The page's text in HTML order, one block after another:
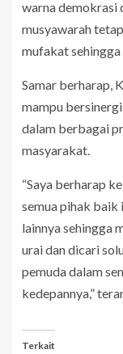
warna demokrasi
musyawarah
mufakat
Samar berharap,
mampu
dalam berbagai
masyarakat.
“Saya berharap
semua pihak baik
lainnya sehingga
urai dan dicari
pemuda dalam
kedepannya,”
Terkait